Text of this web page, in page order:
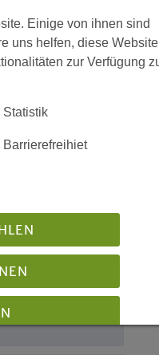
in Zukunft
Einige von ihnen sind
uns helfen, diese Website
zur Verfügung
Statistik
Barrierefreihiet